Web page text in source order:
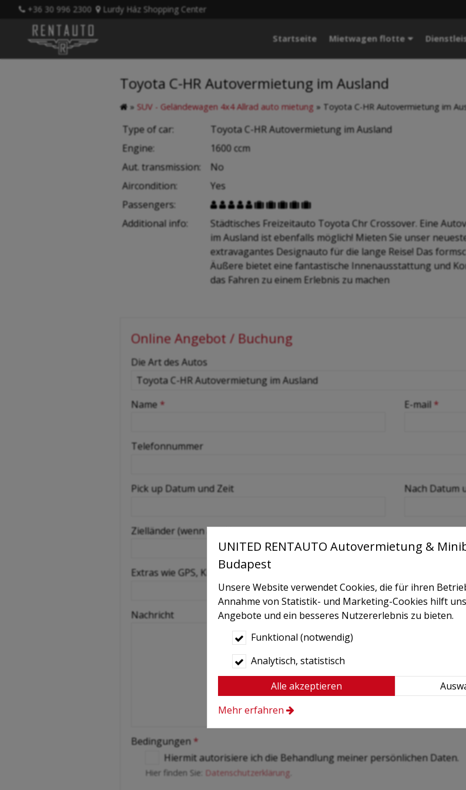
+36 30 996 2300 Lurdy Ház Shopping Center
Startseite Mietwagen flotte
Toyota C-HR Autovermietung im Ausland
» SUV - Geländewagen 4x4 Allrad auto mietung » Toyota C-HR Autovermietung im
Type of car:
Toyota C-HR Autovermietung im Ausland
Engine:
1600 ccm
Aut. transmission:
No
Aircondition:
Yes
Passengers:
        
Additional info:
Städtisches Freizeitauto Toyota Chr Crossover. Eine
im Ausland ist ebenfalls möglich! Mieten Sie unser
extravagantes Designauto für die lange Reise! Das
Äußere bietet eine fantastische Innenausstattung und
das Fahren zu einem Erlebnis zu machen
Online Angebot / Buchung
-
-
-
-
-
-
Die Art des Autos
Name * E-mail *
Telefonnummer
Pick up Datum und Zeit Nach Datum
Zielländer (wenn aus Ungarn)
Extras wie GPS, Kindersitz, Schneeketten etc
Nachricht
Bedingungen *
Hiermit autorisiere ich die Behandlung meiner persönlichen Daten.
Hier finden Sie: Datenschutzerklärung
UNITED RENTAUTO Autovermietung &
Budapest
Unsere Website verwendet Cookies, die für ihren
Annahme von Statistik- und Marketing-Cookies hilft
Angebote und ein besseres Nutzererlebnis zu bieten.
Funktional (notwendig)
Analytisch, statistisch
Alle akzeptieren
Mehr erfahren